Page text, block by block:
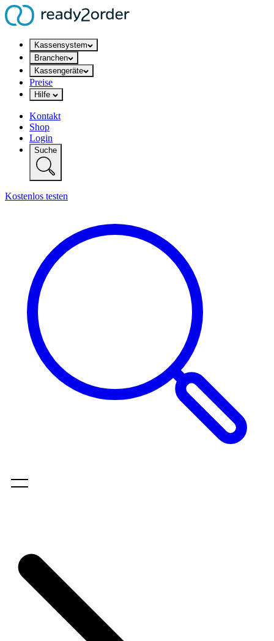
Kassensystem
Branchen
Kassengeräte
Preise
Hilfe
Kontakt
Shop
Login
Suche
Kostenlos testen